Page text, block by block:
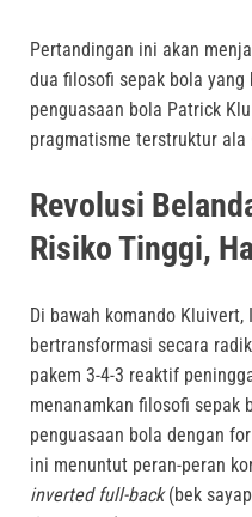
Pertandingan ini akan
dua filosofi sepak bola yang
penguasaan bola Patrick
pragmatisme terstruktur ala
Revolusi
Risiko Tinggi,
Di bawah komando Kluivert,
bertransformasi secara
pakem 3-4-3 reaktif
menanamkan filosofi sepak
penguasaan bola dengan
ini menuntut peran-peran
inverted full-back(bek